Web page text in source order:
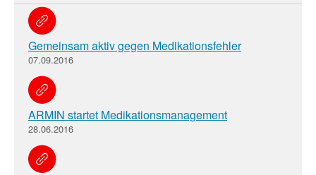
Gemeinsam aktiv gegen Medikationsfehler
07.09.2016
ARMIN startet Medikationsmanagement
28.06.2016